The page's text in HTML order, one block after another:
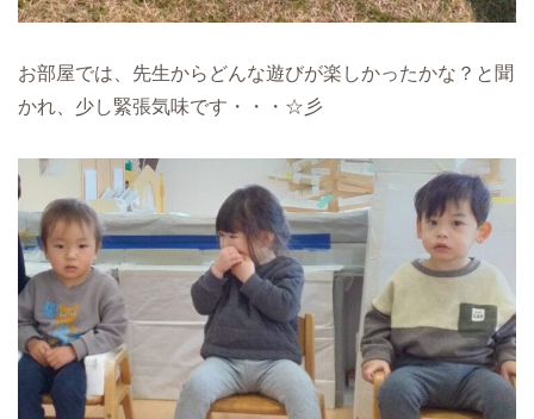
お部屋では、先生からどんな遊びが楽しかったかな？と聞
かれ、少し緊張気味です・・・☆彡